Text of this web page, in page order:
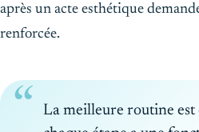
après un acte esthétique
renforcée.
La meilleure routine est